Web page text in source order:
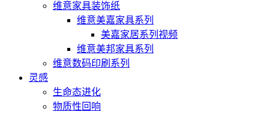
维意家具装饰纸
维意美嘉家具系列
美嘉家居系列视频
维意美邦家具系列
维意数码印刷系列
灵感
生命态进化
物质性回响